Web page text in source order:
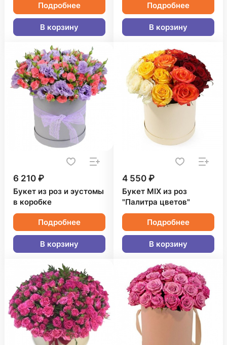
Подробнее
В корзину
Подробнее
В корзину
6 210 ₽
Букет из роз и эустомы
в коробке
Подробнее
В корзину
4 550 ₽
Букет MIX из роз
"Палитра цветов"
Подробнее
В корзину